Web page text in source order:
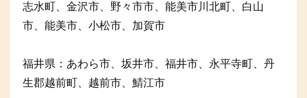
志水町、金沢市、野々市市、能美市川北町、白山
市、能美市、小松市、加賀市
福井県：あわら市、坂井市、福井市、永平寺町、丹
生郡越前町、越前市、鯖江市